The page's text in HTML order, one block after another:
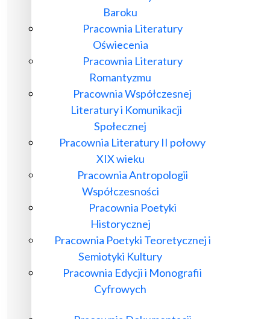
Baroku
Pracownia Literatury
Oświecenia
Pracownia Literatury
Romantyzmu
Pracownia Współczesnej
Literatury i Komunikacji
Społecznej
Pracownia Literatury II połowy
XIX wieku
Pracownia Antropologii
Współczesności
Pracownia Poetyki
Historycznej
Pracownia Poetyki Teoretycznej i
Semiotyki Kultury
Pracownia Edycji i Monografii
Cyfrowych